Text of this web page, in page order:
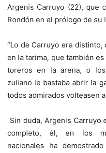
Argenis Carruyo (22), que
Rondón en el prólogo de su
“Lo de Carruyo era
en la tarima, que también
toreros en la arena, o
zuliano le bastaba abrir la
todos admirados volteasen
Sin duda, Argenis Carruyo
completo, él, en los
nacionales ha